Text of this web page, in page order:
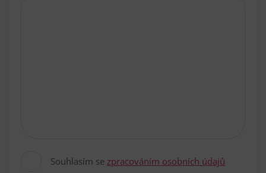
Souhlasím se zpracováním osobních údajů